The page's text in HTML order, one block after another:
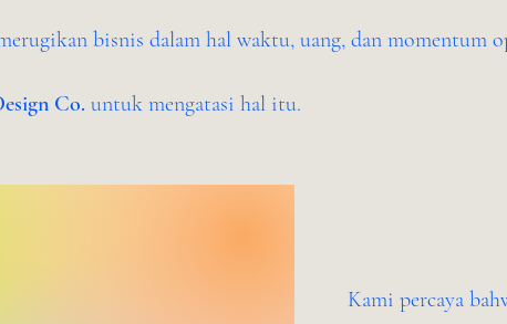
bisnis dalam hal waktu, uang, dan momentum
Co. untuk mengatasi hal itu.
Kami percaya